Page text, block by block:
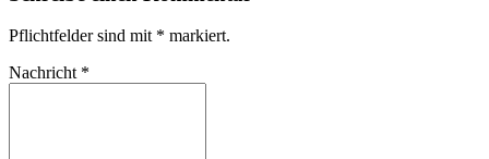
Pflichtfelder sind mit * markiert.
Nachricht *